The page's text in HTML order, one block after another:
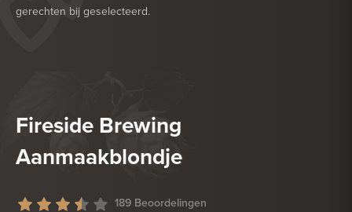
gerechten bij geselecteerd.
HEERLIJK BIJ
Fireside Brewing
Aanmaakblondje
189 Beoordelingen